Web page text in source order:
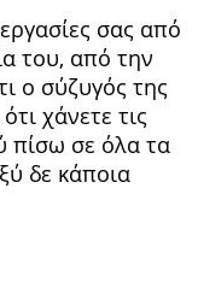
σας από
του, από την
ο σύζυγός της
χά­νετε τις
πίσω σε όλα τα
δε κάποια